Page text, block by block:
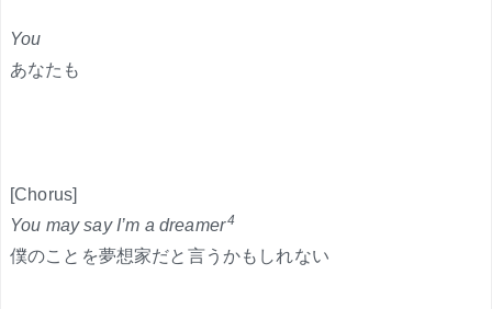
You
あなたも
[Chorus]
You may say I’m a dreamer4
僕のことを夢想家だと言うかもしれない